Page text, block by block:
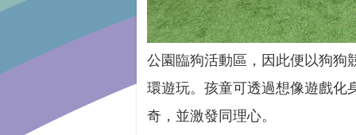
公園臨狗活動區，因此便以狗狗
環遊玩。孩童可透過想像遊戲化
奇，並激發同理心。